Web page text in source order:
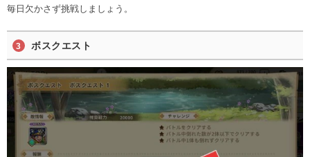
毎日欠かさず挑戦しましょう。
ボスクエスト